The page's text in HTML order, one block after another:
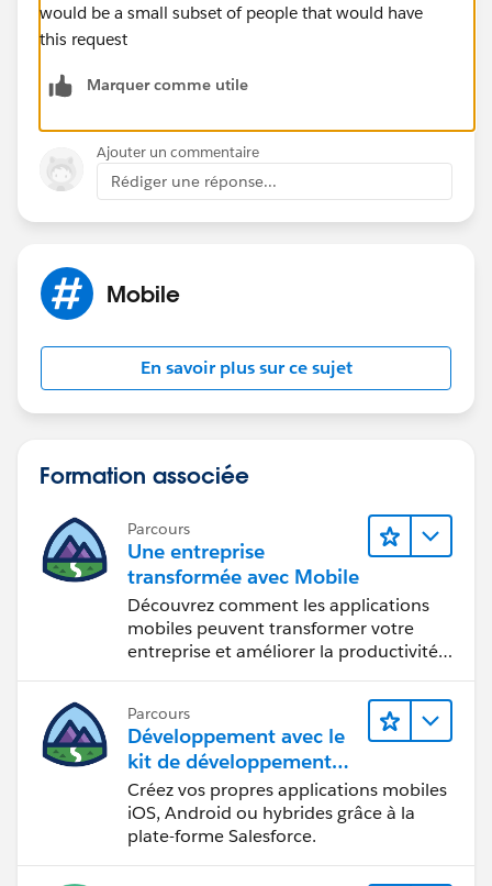
would be a small subset of people that would have
this request
Marquer comme utile
Ajouter un commentaire
Rédiger une réponse...
Mobile
En savoir plus sur ce sujet
Formation associée
Parcours
Une entreprise
transformée avec Mobile
Découvrez comment les applications
mobiles peuvent transformer votre
entreprise et améliorer la productivité
Parcours
Développement avec le
kit de développement
mobile
Créez vos propres applications mobiles
iOS, Android ou hybrides grâce à la
plate-forme Salesforce.